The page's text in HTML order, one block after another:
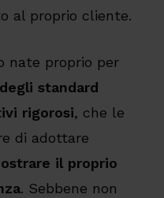
al proprio cliente.
nate proprio per
standard
rigorosi, che le
di adottare
il proprio
. Sebbene non